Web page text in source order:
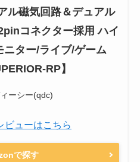
ル磁気回路＆デュアル
コネクター採用 ハイ
ニター/ライブ/ゲーム
RP】
ーシー(qdc)
ビューはこちら
で探す